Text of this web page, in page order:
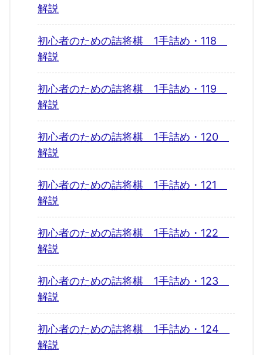
解説
初心者のための詰将棋 1手詰め・118
解説
初心者のための詰将棋 1手詰め・119
解説
初心者のための詰将棋 1手詰め・120
解説
初心者のための詰将棋 1手詰め・121
解説
初心者のための詰将棋 1手詰め・122
解説
初心者のための詰将棋 1手詰め・123
解説
初心者のための詰将棋 1手詰め・124
解説